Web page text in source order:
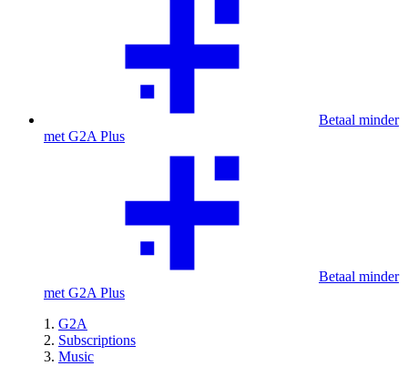
Betaal minder
met G2A Plus
Betaal minder
met G2A Plus
G2A
Subscriptions
Music